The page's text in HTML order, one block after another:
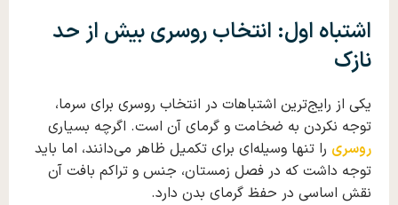
اشتباه اول: انتخابروسریبیش از حد
نازک
یکی از رایج‌ترین اشتباهات در انتخاب روسری برای سرما،
توجه نکردن به ضخامت و گرمای آن است. اگرچه بسیاری
روسری را تنها وسیله‌ای برای تکمیل ظاهر می‌دانند، اما باید
توجه داشت که در فصل زمستان، جنس و تراکم بافت آن
نقش اساسی در حفظ گرمای بدن دارد.